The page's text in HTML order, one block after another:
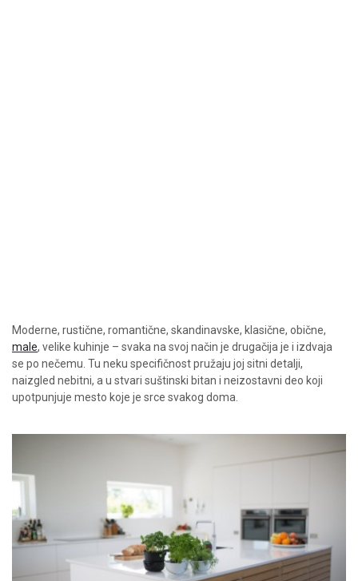
Moderne, rustične, romantične, skandinavske, klasične, obične,
male, velike kuhinje – svaka na svoj način je drugačija je i izdvaja
se po nečemu. Tu neku specifičnost pružaju joj sitni detalji,
naizgled nebitni, a u stvari suštinski bitan i neizostavni deo koji
upotpunjuje mesto koje je srce svakog doma.